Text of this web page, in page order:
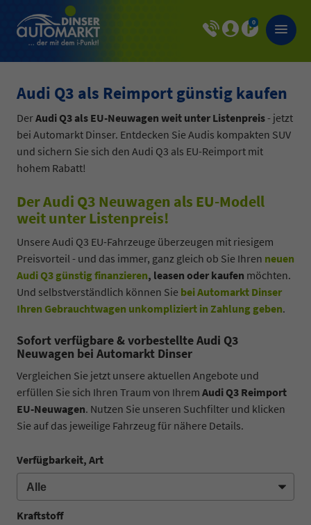
0
Audi Q3 als Reimport günstig kaufen
DerAudi Q3 als EU-Neuwagen weit unter Listenpreis- jetzt
bei Automarkt Dinser. Entdecken Sie Audis kompakten SUV
und sichern Sie sich den Audi Q3 als EU-Reimport mit
hohem Rabatt!
Der Audi Q3 Neuwagen als EU-Modell
weit unter Listenpreis!
Unsere Audi Q3 EU-Fahrzeuge überzeugen mit riesigem
Preisvorteil - und das immer, ganz gleich ob Sie Ihren neuen
Audi Q3 günstig finanzieren, leasen oder kaufen möchten.
Und selbstverständlich können Sie bei Automarkt Dinser
Ihren Gebrauchtwagen unkompliziert in Zahlung geben.
Sofort verfügbare & vorbestellte Audi Q3
Neuwagen bei Automarkt Dinser
Vergleichen Sie jetzt unsere aktuellen Angebote und
erfüllen Sie sich Ihren Traum von Ihrem Audi Q3 Reimport
EU-Neuwagen. Nutzen Sie unseren Suchfilter und klicken
Sie auf das jeweilige Fahrzeug für nähere Details.
Verfügbarkeit, Art
Kraftstoff